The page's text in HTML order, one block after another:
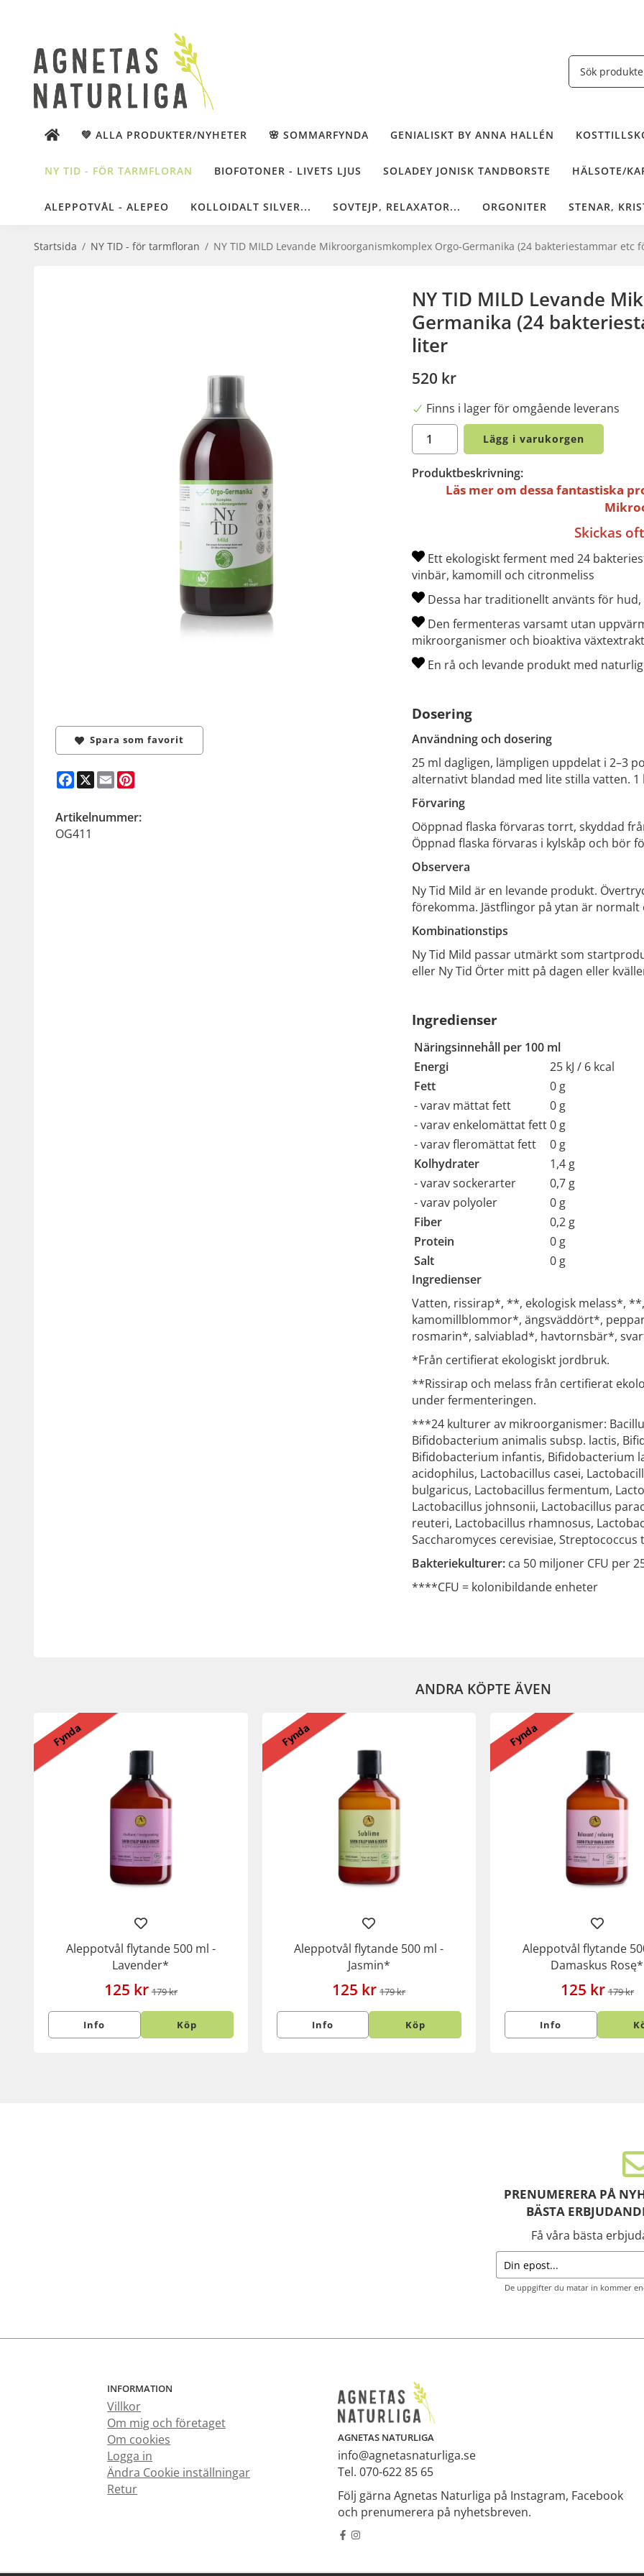
💚 ALLA PRODUKTER/NYHETER 🌸 SOMMARFYNDA GENIALISKT BY ANNA HALLÉN
NY TID - FÖR TARMFLORAN BIOFOTONER - LIVETS LJUS SOLADEY JONISK TANDBORSTE HÄLSOTE/
ALEPPOTVÅL - ALEPEO KOLLOIDALT SILVER... SOVTEJP, RELAXATOR... ORGONITER STENAR,
Startsida / NY TID - för tarmfloran / NY TID MILD Levande Mikroorganismkomplex Orgo-Germanika (24 bakteriestammar etc
NY TID MILD Levande
Germanika (24
liter
520 kr
Finns i lager för omgående leverans
Lägg i varukorgen
Produktbeskrivning:
Läs mer om dessa fantastiska
Skickas
Ett ekologiskt ferment med 24
vinbär, kamomill och citronmeliss
Dessa har traditionellt använts för
Den fermenteras varsamt utan
mikroorganismer och bioaktiva växtextrakt
En rå och levande produkt med
Dosering
Användning och dosering
25 ml dagligen, lämpligen uppdelat i 2–3
alternativt blandad med lite stilla vatten.
Förvaring
Oöppnad flaska förvaras torrt, skyddad
Öppnad flaska förvaras i kylskåp och bör
Observera
Ny Tid Mild är en levande produkt.
förekomma. Jästflingor på ytan är
Kombinationstips
Ny Tid Mild passar utmärkt som
eller Ny Tid Örter mitt på dagen eller
Ingredienser
Näringsinnehåll per 100 ml
Energi
25 kJ / 6 kcal
Fett
0 g
- varav mättat fett
0 g
- varav enkelomättat fett0 g
- varav fleromättat fett
0 g
Kolhydrater
1,4 g
- varav sockerarter
0,7 g
- varav polyoler
0 g
Fiber
0,2 g
Protein
0 g
Salt
0 g
Ingredienser
Vatten, rissirap*, **, ekologisk melass*,
kamomillblommor*, ängsväddört*,
rosmarin*, salviablad*, havtornsbär*,
*Från certifierat ekologiskt jordbruk.
**Rissirap och melass från certifierat
under fermenteringen.
***24 kulturer av mikroorganismer:
Bifidobacterium animalis subsp. lactis,
Bifidobacterium infantis, Bifidobacterium
acidophilus, Lactobacillus casei,
bulgaricus, Lactobacillus fermentum,
Lactobacillus johnsonii, Lactobacillus
reuteri, Lactobacillus rhamnosus,
Saccharomyces cerevisiae,
Bakteriekulturer: ca 50 miljoner CFU per
****CFU = kolonibildande enheter
Spara som favorit
Facebook
X Email
Artikelnummer:
OG411
ANDRA KÖPTE ÄVEN
Fynda
Aleppotvål flytande 500 ml -
Lavender*
125 kr 179 kr
Info Köp
Fynda
Aleppotvål flytande 500 ml -
Jasmin*
125 kr 179 kr
Info Köp
Fynda
Aleppotvål flytande
Damaskus Rosę*
125 kr 179 kr
Info
PRENUMERERA PÅ
BÄSTA
Få våra bästa
De uppgifter du matar in kommer
INFORMATION
Villkor
Om mig och företaget
Om cookies
Logga in
Ändra Cookie inställningar
Retur
AGNETAS NATURLIGA
info@agnetasnaturliga.se
Tel. 070-622 85 65
Följ gärna Agnetas Naturliga på Instagram, Facebook
och prenumerera på nyhetsbreven.